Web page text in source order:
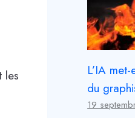
les
L’IA
du
19